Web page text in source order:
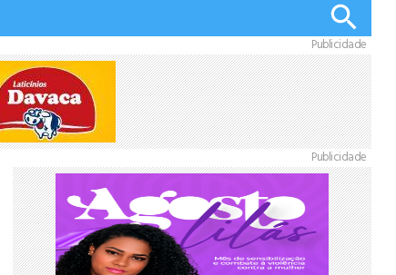
Publicidade
Publicidade